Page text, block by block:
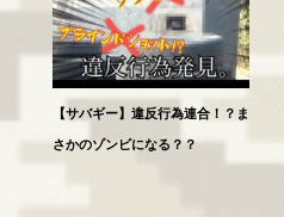
【サバギー】違反行為連合！？ま
さかのゾンビになる？？